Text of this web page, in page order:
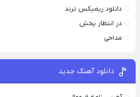
دانلود ریمیکس ترند
در انتظار پخش
مداحی
دانلود آهنگ جدید